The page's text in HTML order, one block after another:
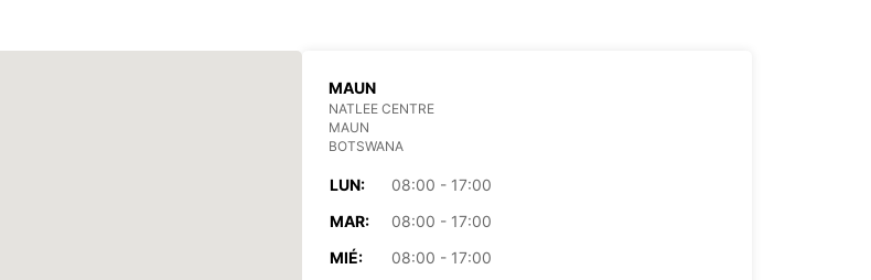
MAUN
NATLEE CENTRE
MAUN
BOTSWANA
LUN:
08:00 - 17:00
MAR:
08:00 - 17:00
MIÉ:
08:00 - 17:00